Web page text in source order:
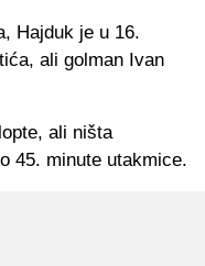
Hajduk je u 16.
ali golman Ivan
ali ništa
45. minute utakmice.